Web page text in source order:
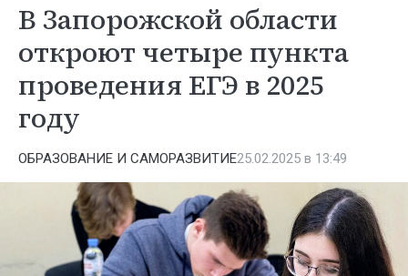
В Запорожской области
откроют четыре пункта
проведения ЕГЭ в 2025
году
ОБРАЗОВАНИЕ И САМОРАЗВИТИЕ25.02.2025 в 13:49